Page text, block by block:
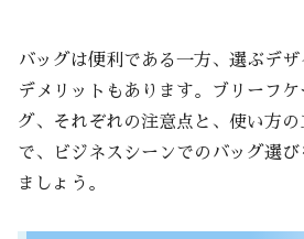
バッグは便利である一方、選ぶデ
デメリットもあります。ブリーフケ
グ、それぞれの注意点と、使い方
で、ビジネスシーンでのバッグ選
ましょう。